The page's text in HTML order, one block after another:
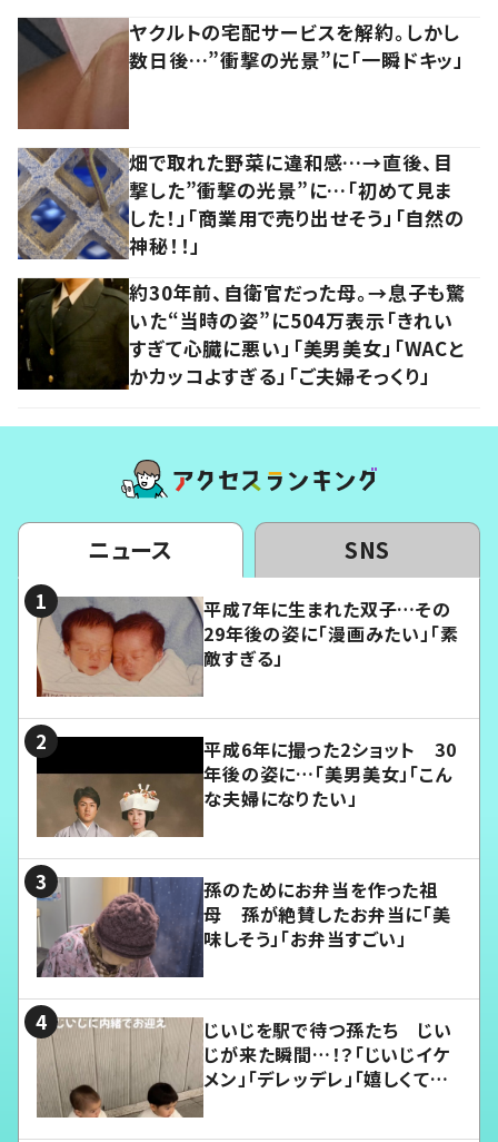
ヤクルトの宅配サービスを解約。しかし
数日後…”衝撃の光景”に「一瞬ドキッ」
畑で取れた野菜に違和感…→直後、目
撃した”衝撃の光景”に…「初めて見ま
した！」「商業用で売り出せそう」「自然の
神秘！！」
約30年前、自衛官だった母。→息子も驚
いた“当時の姿”に504万表示「きれい
すぎて心臓に悪い」「美男美女」「WACと
かカッコよすぎる」「ご夫婦そっくり」
ニュース SNS
平成7年に生まれた双子…その
29年後の姿に「漫画みたい」「素
敵すぎる」
平成6年に撮った2ショット 30
年後の姿に…「美男美女」「こん
な夫婦になりたい」
孫のためにお弁当を作った祖
母 孫が絶賛したお弁当に「美
味しそう」「お弁当すごい」
じいじを駅で待つ孫たち じい
じが来た瞬間…！？「じいじイケ
メン」「デレッデレ」「嬉しくて可